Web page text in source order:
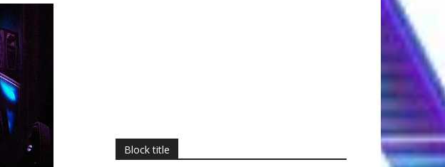
Block title